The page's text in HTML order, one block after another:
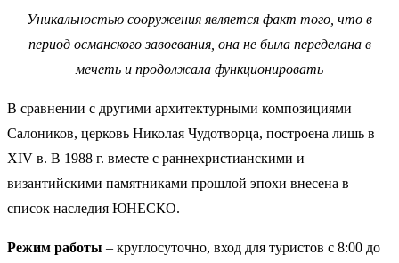
Уникальностью сооружения является факт того, что в
период османского завоевания, она не была переделана в
мечеть и продолжала функционировать
В сравнении с другими архитектурными композициями
Салоников, церковь Николая Чудотворца, построена лишь в
XIV в. В 1988 г. вместе с раннехристианскими и
византийскими памятниками прошлой эпохи внесена в
список наследия ЮНЕСКО.
Режим работы – круглосуточно, вход для туристов с 8:00 до